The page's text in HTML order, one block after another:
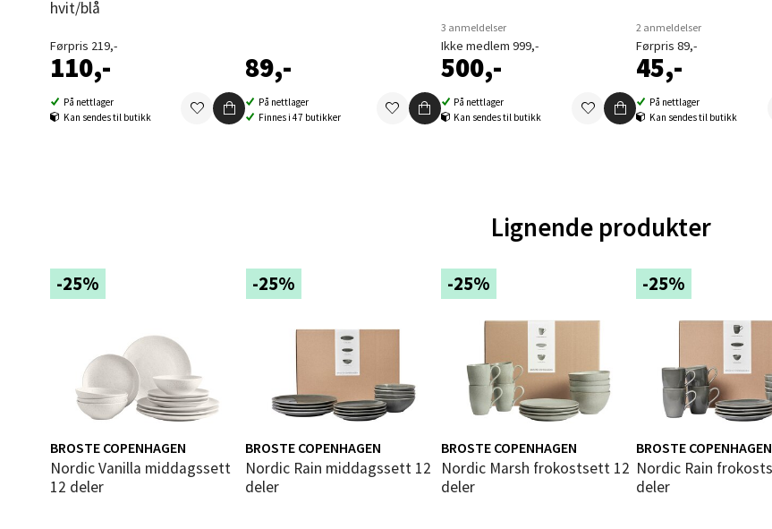
hvit/blå
Førpris 219,-
110,-
På nettlager
Kan sendes til butikk
89,-
På nettlager
Finnes i 47 butikker
3 anmeldelser
Ikke medlem 999,-
500,-
På nettlager
Kan sendes til butikk
2 anmeldelser
Førpris 89,-
45,-
På nettlager
Kan sendes til butikk
Lignende produkter
-25%
BROSTE COPENHAGEN
Nordic Vanilla middagssett
12 deler
-25%
BROSTE COPENHAGEN
Nordic Rain middagssett 12
deler
-25%
BROSTE COPENHAGEN
Nordic Marsh frokostsett 12
deler
-25%
BROSTE COPENHAGEN
Nordic Rain frokostsett 12
deler
Bergen - Oasen Senter
Folke Bernadottes vei 52, 5147 Fyllingsdalen
Åpent i dag 10-21
0 i butikk
Aunasenteret, Sunndalsvegen 3, 7340 Oppdal
Orkanger - Thon Senter Orkanger
Thon Senter Orkanger, Orkdalsveien 113, 7300 Orkanger
Åpent i dag 09-20